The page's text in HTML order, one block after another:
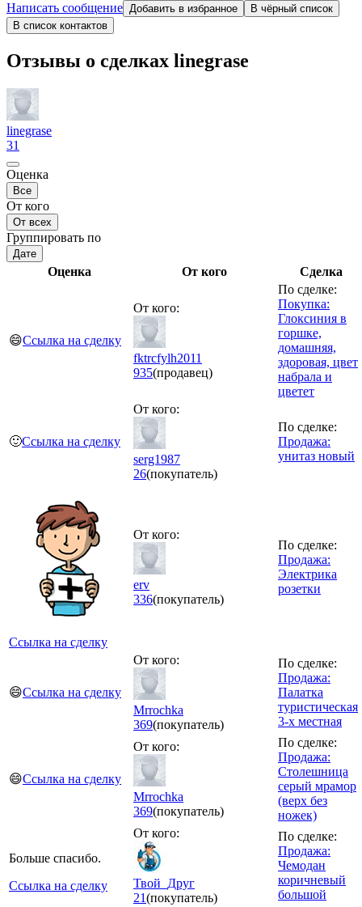
Написать сообщение Добавить в избранное
В чёрный список
В список контактов
Отзывы о сделках linegrase
linegrase
31
Оценка
Все
От кого
От всех
Группировать по
Дате
Оценка От кого Сделка
😄Ссылка на сделку
От кого:
fktrcfylh2011
935(продавец)
По сделке:
Покупка:
Глоксиния в
горшке,
домашняя,
здоровая, цвет
набрала и
цветет
🙂Ссылка на сделку
От кого:
serg1987
26(покупатель)
По сделке:
Продажа:
унитаз новый
Ссылка на сделку
От кого:
erv
336(покупатель)
По сделке:
Продажа:
Электрика
розетки
😄Ссылка на сделку
От кого:
Mrrochka
369(покупатель)
По сделке:
Продажа:
Палатка
туристическая
3-х местная
😄Ссылка на сделку
От кого:
Mrrochka
369(покупатель)
По сделке:
Продажа:
Столешница
серый мрамор
(верх без
ножек)
Больше спасибо.
Ссылка на сделку
От кого:
Твой_Друг
21(покупатель)
По сделке:
Продажа:
Чемодан
коричневый
большой